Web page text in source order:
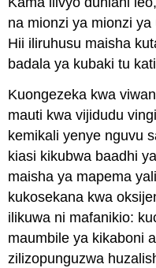
na mionzi ya mionzi
Hii iliruhusu maisha
badala ya kubaki tu
Kuongezeka kwa
mauti kwa vijidudu
kemikali yenye nguvu
kiasi kikubwa baadhi
maisha ya mapema
kukosekana kwa
ilikuwa ni mafanikio:
maumbile ya kikaboni
zilizopunguzwa